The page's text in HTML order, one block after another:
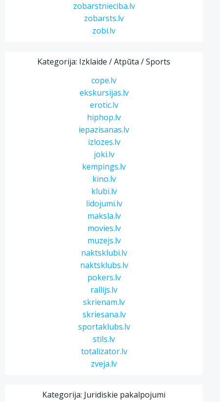
zobarstnieciba.lv
zobarsts.lv
zobi.lv
Kategorija: Izklaide / Atpūta / Sports
cope.lv
ekskursijas.lv
erotic.lv
hiphop.lv
iepazisanas.lv
izlozes.lv
joki.lv
kempings.lv
kino.lv
klubi.lv
lidojumi.lv
maksla.lv
movies.lv
muzejs.lv
naktsklubi.lv
naktsklubs.lv
pokers.lv
rallijs.lv
skrienam.lv
skriesana.lv
sportaklubs.lv
stils.lv
totalizator.lv
zveja.lv
Kategorija: Juridiskie pakalpojumi